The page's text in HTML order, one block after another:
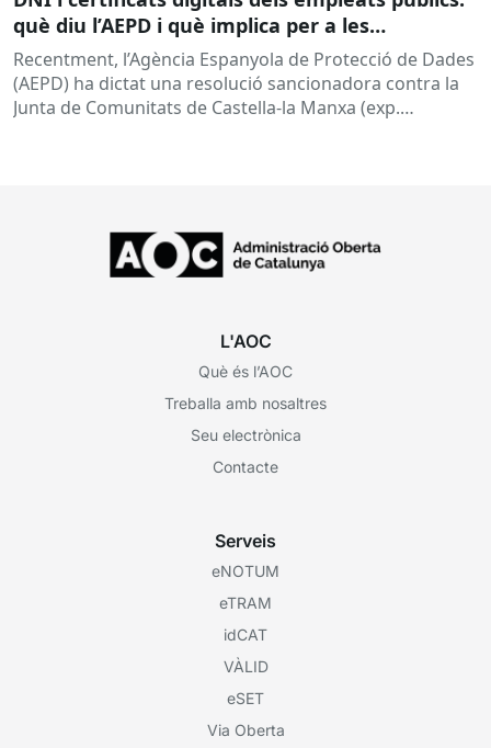
què diu l’AEPD i què implica per a les
administracions?
Recentment, l’Agència Espanyola de Protecció de Dades
(AEPD) ha dictat una resolució sancionadora contra la
Junta de Comunitats de Castella-la Manxa (exp.
L'AOC
Què és l’AOC
Treballa amb nosaltres
Seu electrònica
Contacte
Serveis
eNOTUM
eTRAM
idCAT
VÀLID
eSET
Via Oberta